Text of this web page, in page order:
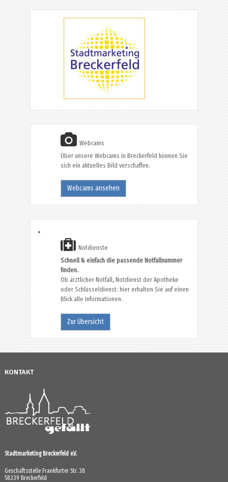
Webcams
Über unsere Webcams in Breckerfeld können Sie
sich ein aktuelles Bild verschaffen.
Webcams ansehen
Notdienste
Schnell & einfach die passende Notfallnummer
finden.
Ob ärztlicher Notfall, Notdienst der Apotheke
oder Schlüsseldienst: hier erhalten Sie auf einen
Blick alle Informationen.
Zur Übersicht
KONTAKT
Stadtmarketing Breckerfeld e.V.
Geschäftsstelle Frankfurter Str. 38
58339 Breckerfeld